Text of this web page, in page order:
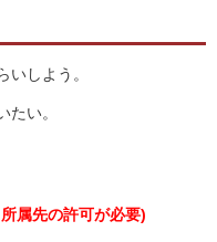
しよう。
い。
属先の許可が必要)